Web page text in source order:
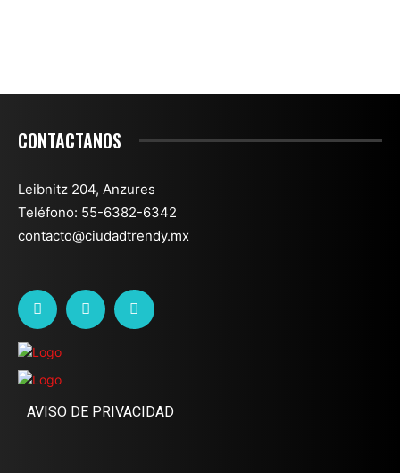
CONTACTANOS
Leibnitz 204, Anzures
Teléfono: 55-6382-6342
contacto@ciudadtrendy.mx
AVISO DE PRIVACIDAD